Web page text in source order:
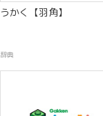
うかく【羽角】
辞典